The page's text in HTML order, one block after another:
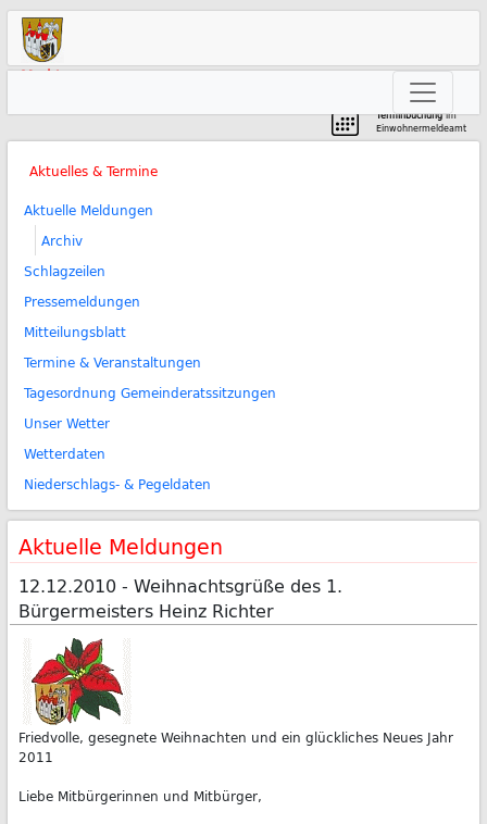
Markt
Terminbuchungim
Einwohnermeldeamt
Aktuelles & Termine
Aktuelle Meldungen
Archiv
Schlagzeilen
Pressemeldungen
Mitteilungsblatt
Termine & Veranstaltungen
Tagesordnung Gemeinderatssitzungen
Unser Wetter
Wetterdaten
Niederschlags- & Pegeldaten
Aktuelle Meldungen
12.12.2010 - Weihnachtsgrüße des 1.
Bürgermeisters Heinz Richter
Friedvolle, gesegnete Weihnachten und ein glückliches Neues Jahr
2011
Liebe Mitbürgerinnen und Mitbürger,